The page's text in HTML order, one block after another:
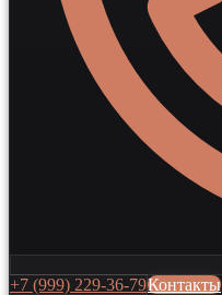
+7 (999) 229-36-79Контакты